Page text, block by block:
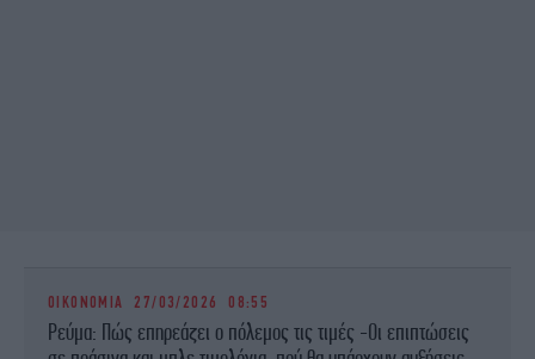
ΟΙΚΟΝΟΜΙΑ 27/03/2026 08:55
Ρεύμα: Πώς επηρεάζει ο πόλεμος τις τιμές -Οι επιπτώσεις